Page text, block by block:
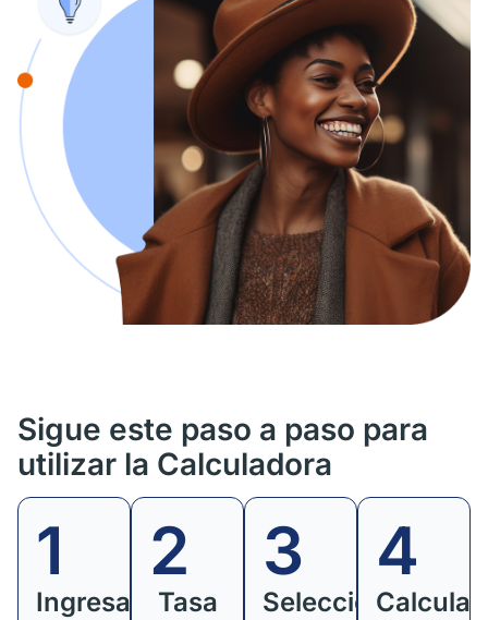
Sigue este paso a paso para
utilizar la Calculadora
1
Ingresa
2
Tasa
3
Selecciona
4
Calcula